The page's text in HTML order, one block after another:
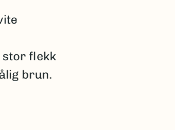
stor flekk
brun.